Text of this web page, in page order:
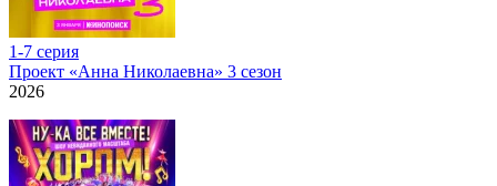
1-7 серия
Проект «Анна Николаевна» 3 сезон
2026